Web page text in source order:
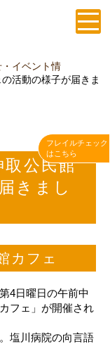
・イベント情
活動の様子が届きま
取公民館
きまし
カフェ
4日曜日の午前中
フェ」が開催され
塩川病院の向言語
フレイルチェック
はこちら